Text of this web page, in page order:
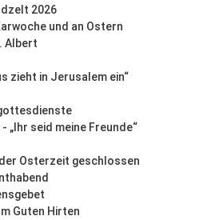
2026
und an Ostern
Albert
zieht in Jerusalem ein“
„Ihr seid meine Freunde“
Osterzeit geschlossen
Guten Hirten